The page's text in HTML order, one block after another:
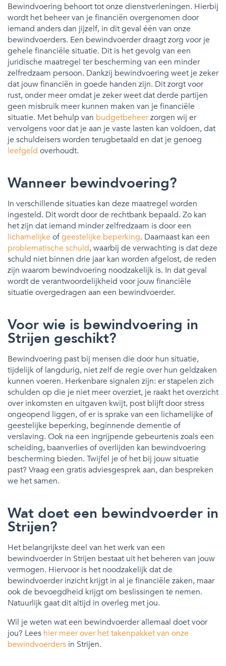
Bewindvoering behoort tot onze dienstverleningen. Hierbij
wordt het beheer van je financiën overgenomen door
iemand anders dan jijzelf, in dit geval één van onze
bewindvoerders. Een bewindvoerder draagt zorg voor je
gehele financiële situatie. Dit is het gevolg van een
juridische maatregel ter bescherming van een minder
zelfredzaam persoon. Dankzij bewindvoering weet je zeker
dat jouw financiën in goede handen zijn. Dit zorgt voor
rust, onder meer omdat je zeker weet dat derde partijen
geen misbruik meer kunnen maken van je financiële
situatie. Met behulp van budgetbeheerzorgen wij er
vervolgens voor dat je aan je vaste lasten kan voldoen, dat
je schuldeisers worden terugbetaald en dat je genoeg
leefgeld overhoudt.
Wanneer bewindvoering?
In verschillende situaties kan deze maatregel worden
ingesteld. Dit wordt door de rechtbank bepaald. Zo kan
het zijn dat iemand minder zelfredzaam is door een
lichamelijke ofgeestelijke beperking. Daarnaast kan een
problematische schuld, waarbij de verwachting is dat deze
schuld niet binnen drie jaar kan worden afgelost, de reden
zijn waarom bewindvoering noodzakelijk is. In dat geval
wordt de verantwoordelijkheid voor jouw financiële
situatie overgedragen aan een bewindvoerder.
Voor wie is bewindvoering in
Strijen geschikt?
Bewindvoering past bij mensen die door hun situatie,
tijdelijk of langdurig, niet zelf de regie over hun geldzaken
kunnen voeren. Herkenbare signalen zijn: er stapelen zich
schulden op die je niet meer overziet, je raakt het overzicht
over inkomsten en uitgaven kwijt, post blijft door stress
ongeopend liggen, of er is sprake van een lichamelijke of
geestelijke beperking, beginnende dementie of
verslaving. Ook na een ingrijpende gebeurtenis zoals een
scheiding, baanverlies of overlijden kan bewindvoering
bescherming bieden. Twijfel je of het bij jouw situatie
past? Vraag een gratis adviesgesprek aan, dan bespreken
we het samen.
Wat doet een bewindvoerder in
Strijen?
Het belangrijkste deel van het werk van een
bewindvoerder in Strijen bestaat uit het beheren van jouw
vermogen. Hiervoor is het noodzakelijk dat de
bewindvoerder inzicht krijgt in al je financiële zaken, maar
ook de bevoegdheid krijgt om beslissingen te nemen.
Natuurlijk gaat dit altijd in overleg met jou.
Wil je weten wat een bewindvoerder allemaal doet voor
jou? Lees hier meer over het takenpakket van onze
bewindvoerders in Strijen.